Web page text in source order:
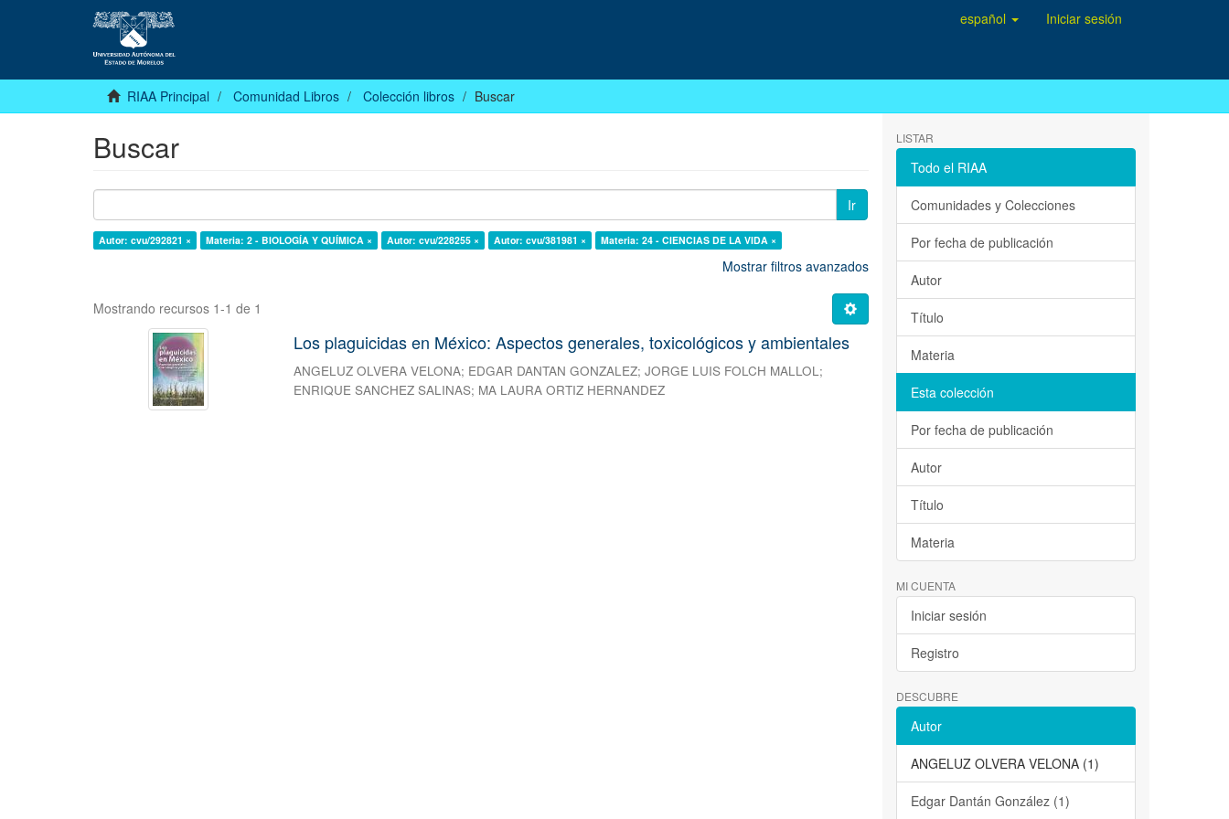
español Iniciar sesión
RIAA Principal Comunidad Libros Colección libros Buscar
Buscar
Ir
Autor: cvu/292821 × Materia: 2 - BIOLOGÍA Y QUÍMICA × Autor: cvu/228255 × Autor: cvu/381981 × Materia: 24 - CIENCIAS DE LA VIDA ×
Mostrar filtros avanzados
Mostrando recursos 1-1 de 1
Los plaguicidas en México: Aspectos generales, toxicológicos y ambientales
ANGELUZ OLVERA VELONA; EDGAR DANTAN GONZALEZ;JORGE LUIS FOLCH MALLOL;
ENRIQUE SANCHEZ SALINAS; MA LAURA ORTIZ HERNANDEZ
LISTAR
Todo el RIAA
Comunidades y Colecciones
Por fecha de publicación
Autor
Título
Materia
Esta colección
Por fecha de publicación
Autor
Título
Materia
MI CUENTA
Iniciar sesión
Registro
DESCUBRE
Autor
ANGELUZ OLVERA VELONA (1)
Edgar Dantán González (1)